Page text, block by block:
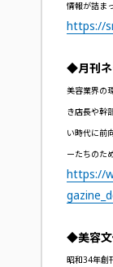
情報が詰ま
https://
◆月刊ネ
美容業界の
き店長や幹
い時代に前
ーたちのた
https://
◆美容文
昭和34年創